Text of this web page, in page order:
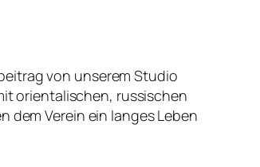
von unserem Studio
orientalischen, russischen
dem Verein ein langes Leben